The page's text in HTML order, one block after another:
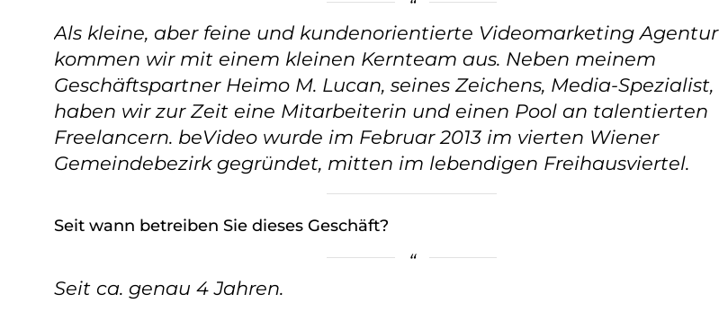
Als kleine, aber feine und kundenorientierte Videomarketing Agentur
kommen wir mit einem kleinen Kernteam aus. Neben meinem
Geschäftspartner Heimo M. Lucan, seines Zeichens, Media-Spezialist,
haben wir zur Zeit eine Mitarbeiterin und einen Pool an talentierten
Freelancern. beVideo wurde im Februar 2013 im vierten Wiener
Gemeindebezirk gegründet, mitten im lebendigen Freihausviertel.
Seit wann betreiben Sie dieses Geschäft?
Seit ca. genau 4 Jahren.